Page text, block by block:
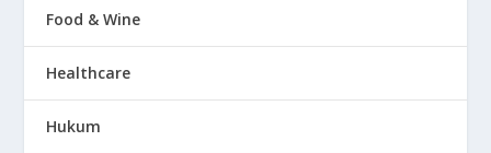
Food & Wine
Healthcare
Hukum